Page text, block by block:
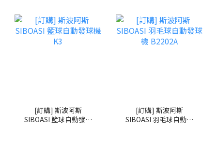
[訂購] 斯波阿斯
SIBOASI 籃球自動發球
[訂購] 斯波阿斯
SIBOASI 羽毛球自動發